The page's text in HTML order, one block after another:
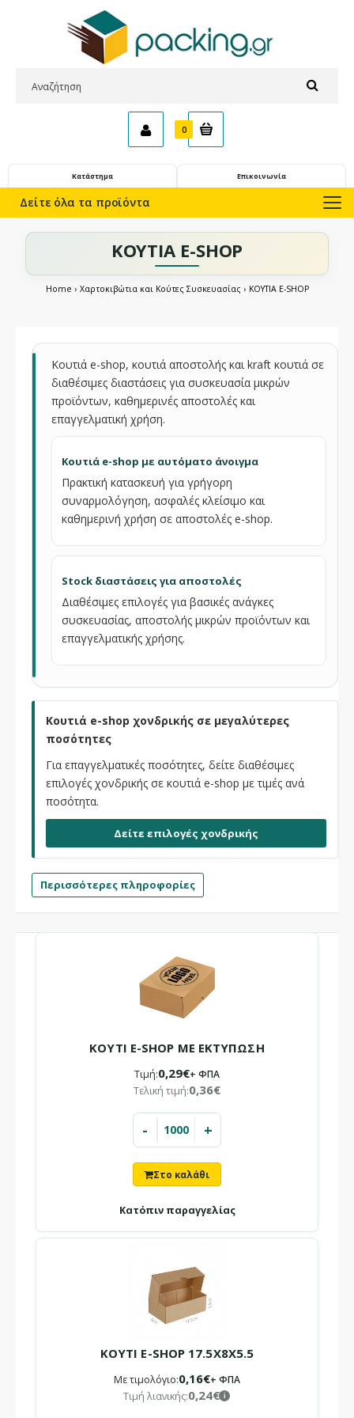
0
Κατάστημα Επικοινωνία
Δείτε όλα τα προϊόντα
ΚΟΥΤΙΑ E-SHOP
Home Χαρτοκιβώτια και Κούτες Συσκευασίας ΚΟΥΤΙΑ E-SHOP
Κουτιά e-shop, κουτιά αποστολής και kraft κουτιά σε
διαθέσιμες διαστάσεις για συσκευασία μικρών
προϊόντων, καθημερινές αποστολές και
επαγγελματική χρήση.
Κουτιά e-shop με αυτόματο άνοιγμα
Πρακτική κατασκευή για γρήγορη
συναρμολόγηση, ασφαλές κλείσιμο και
καθημερινή χρήση σε αποστολές e-shop.
Stock διαστάσεις για αποστολές
Διαθέσιμες επιλογές για βασικές ανάγκες
συσκευασίας, αποστολής μικρών προϊόντων και
επαγγελματικής χρήσης.
Κουτιά e-shop χονδρικής σε μεγαλύτερες
ποσότητες
Για επαγγελματικές ποσότητες, δείτε διαθέσιμες
επιλογές χονδρικής σε κουτιά e-shop με τιμές ανά
ποσότητα.
Δείτε επιλογές χονδρικής
Περισσότερες πληροφορίες
ΚΟΥΤΙ E-SHOP ΜΕ ΕΚΤΥΠΩΣΗ
Τιμή: 0,29€ + ΦΠΑ
Τελική τιμή:0,36€
Διαθέσιμο για αποστολή
ή παραλαβή από το κατάστημα
Εκτυπωμένο Κουτί e-shop με Λογότυπο Επαγγελματικό
ΚΟΥΤΙ E-SHOP ΜΕ ΕΚΤΥΠΩΣΗ
Τιμή:0,29€+ ΦΠΑ
Τελική τιμή:0,36€
- +
Κατόπιν παραγγελίας
ΚΟΥΤΙ E-SHOP 17.5X8X5.5
Με τιμολόγιο:0,16€+ ΦΠΑ
Τιμή λιανικής:0,24€ i